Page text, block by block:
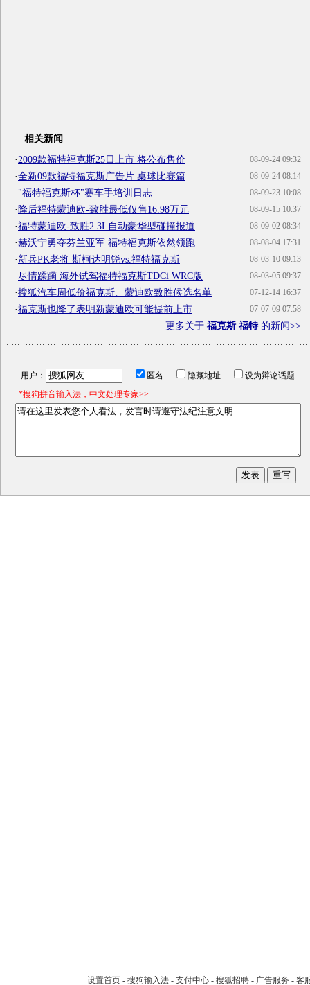
相关新闻
08-09-24 09:32
·2009款福特福克斯25日上市 将公布售价
08-09-24 08:14
·全新09款福特福克斯广告片:桌球比赛篇
08-09-23 10:08
·"福特福克斯杯"赛车手培训日志
08-09-15 10:37
· 降后福特蒙迪欧-致胜最低仅售16.98万元
08-09-02 08:34
·福特蒙迪欧-致胜2.3L自动豪华型碰撞报道
08-08-04 17:31
·赫沃宁勇夺芬兰亚军 福特福克斯依然领跑
08-03-10 09:13
·新兵PK老将 斯柯达明锐vs.福特福克斯
08-03-05 09:37
·尽情蹂躏 海外试驾福特福克斯TDCi WRC版
07-12-14 16:37
·搜狐汽车周低价福克斯、蒙迪欧致胜候选名单
07-07-09 07:58
·福克斯也降了表明新蒙迪欧可能提前上市
更多关于 福克斯 福特的新闻>>
用户： 匿名 隐藏地址
设为辩论话题
*搜狗拼音输入法，中文处理专家>>
设置首页- 搜狗输入法- 支付中心- 搜狐招聘- 广告服务 - 客